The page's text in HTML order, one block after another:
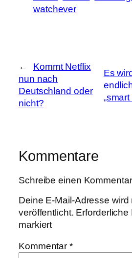
watchever
←
Kommt Netflix
nun nach
Deutschland oder
nicht?
Es
Kommentare
Schreibe einen Kommentar
Deine E-Mail-Adresse wird
veröffentlicht.
markiert
Kommentar*